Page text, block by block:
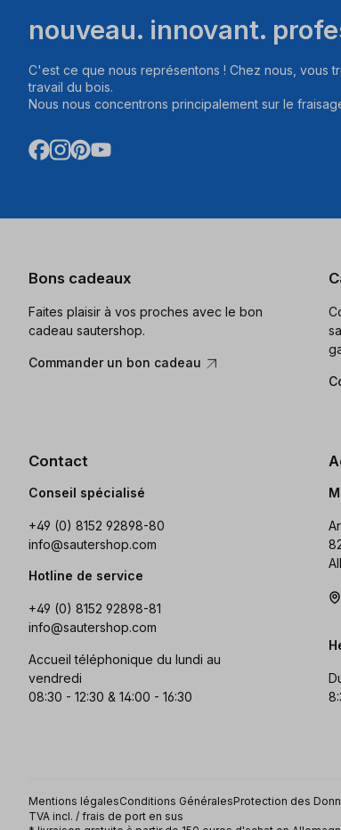
nouveau. innovant.
C'est ce que nous représentons ! Chez nous, vous
travail du bois.
Nous nous concentrons principalement sur le
Bons cadeaux
Faites plaisir à vos proches avec le bon
cadeau sautershop.
Commander un bon cadeau
Contact
Conseil spécialisé
+49 (0) 8152 92898-80
info@sautershop.com
Hotline de service
+49 (0) 8152 92898-81
info@sautershop.com
Accueil téléphonique du lundi au
vendredi
08:30 - 12:30 & 14:00 - 16:30
Mentions légalesConditions GénéralesProtection des
TVA incl. / frais de port en sus